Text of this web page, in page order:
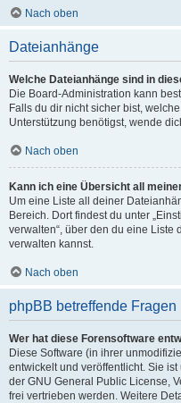
Nach oben
Dateianhänge
Welche Dateianhänge sind in
Die Board-Administration kann
Falls du dir nicht sicher bist,
Unterstützung benötigst, wende
Nach oben
Kann ich eine Übersicht all
Um eine Liste all deiner
Bereich. Dort findest du unter
verwalten“, über den du eine
verwalten kannst.
Nach oben
phpBB betreffende Fragen
Wer hat diese Forensoftware
Diese Software (in ihrer
entwickelt und veröffentlicht. Sie
der GNU General Public License,
frei vertrieben werden. Weitere